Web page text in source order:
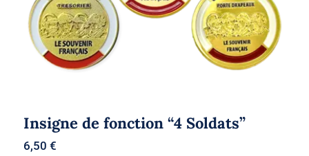
Insigne de fonction “4 Soldats”
6,50€